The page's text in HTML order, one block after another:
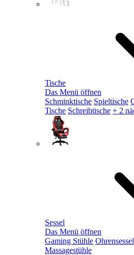
Tische
Das Menü öffnen
Schminktische Spieltische
Tische Schreibtische + 2
Sessel
Das Menü öffnen
Gaming Stühle Ohrensessel
Massagestühle